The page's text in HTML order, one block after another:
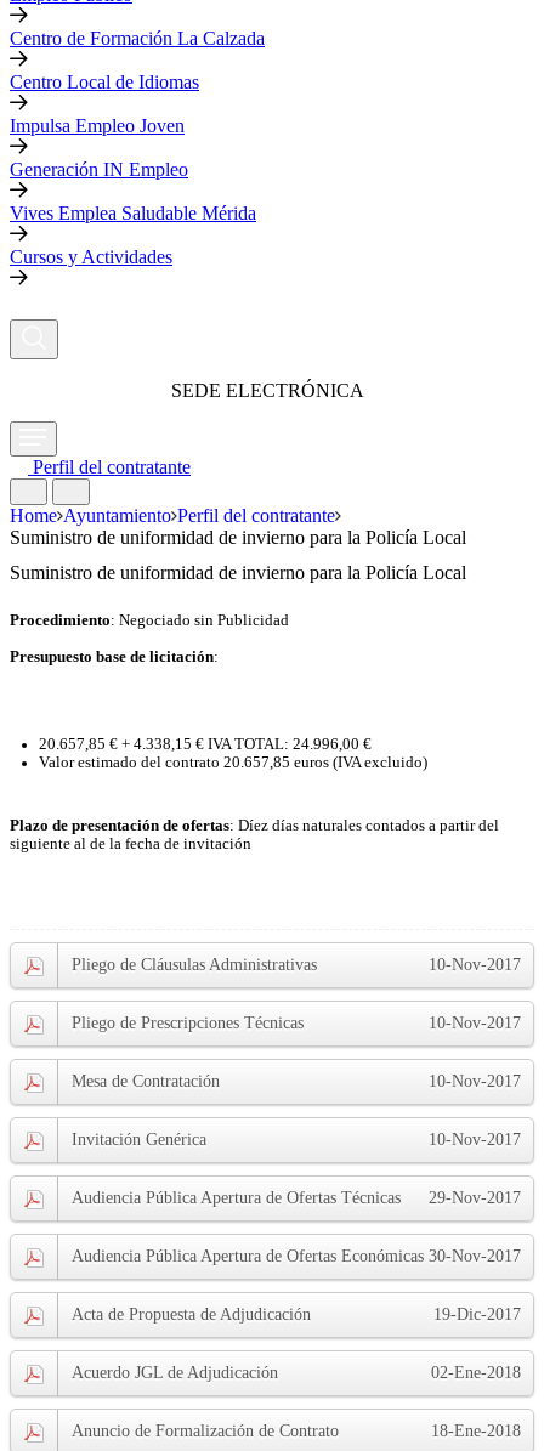
Centro de Formación La Calzada
Centro Local de Idiomas
Impulsa Empleo Joven
Generación IN Empleo
Vives Emplea Saludable Mérida
Cursos y Actividades
SEDE ELECTRÓNICA
Perfil del contratante
Home Ayuntamiento Perfil del contratante
Suministro de uniformidad de invierno para la Policía Local
Suministro de uniformidad de invierno para la Policía Local
Procedimiento: Negociado sin Publicidad
Presupuesto base de licitación:
20.657,85 € + 4.338,15 € IVA TOTAL: 24.996,00 €
Valor estimado del contrato 20.657,85 euros (IVA excluido)
Plazo de presentación de ofertas: Díez días naturales contados a partir del
siguiente al de la fecha de invitación
10-Nov-2017
Pliego de Cláusulas Administrativas
10-Nov-2017
Pliego de Prescripciones Técnicas
10-Nov-2017
Mesa de Contratación
10-Nov-2017
Invitación Genérica
29-Nov-2017
Audiencia Pública Apertura de Ofertas Técnicas
30-Nov-2017
Audiencia Pública Apertura de Ofertas Económicas
19-Dic-2017
Acta de Propuesta de Adjudicación
02-Ene-2018
Acuerdo JGL de Adjudicación
18-Ene-2018
Anuncio de Formalización de Contrato